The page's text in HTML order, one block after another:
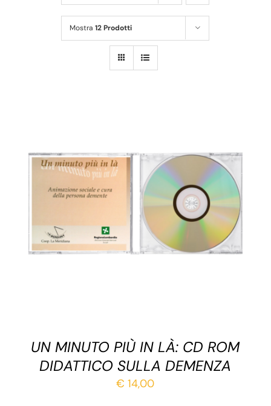
Mostra12 Prodotti
AGGIUNGI AL CARRELLO
DETTAGLI
UN MINUTO PIÙ IN LÀ: CD ROM
DIDATTICO SULLA DEMENZA
€ 14,00